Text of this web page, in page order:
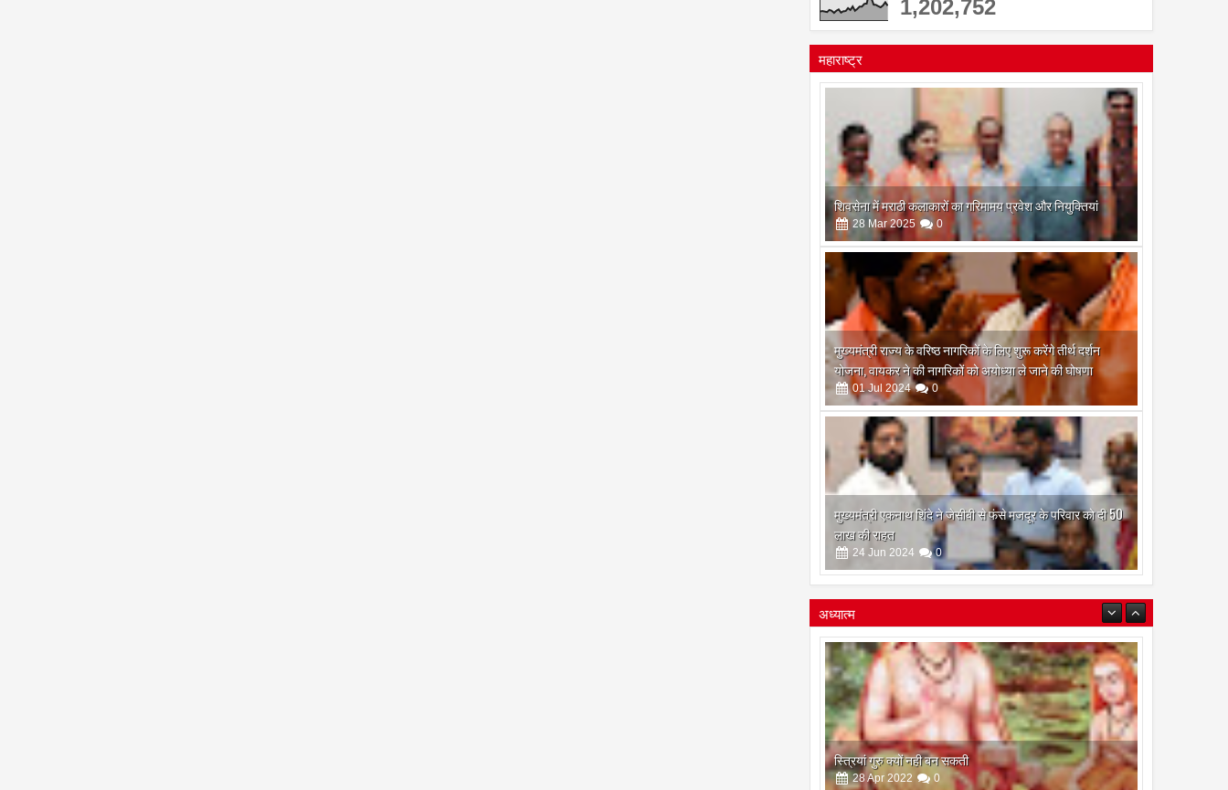
1,202,752
महाराष्ट्र
शिवसेना में मराठी कलाकारों का गरिमामय प्रवेश और नियुक्तियां
28 Mar 2025 0
मुख्यमंत्री राज्य के वरिष्ठ नागरिकों के लिए शुरू करेंगे तीर्थ दर्शन
योजना, वायकर ने की नागरिकों को अयोध्या ले जाने की घोषणा
01 Jul 2024 0
मुख्यमंत्री एकनाथ शिंदे ने जेसीबी से फंसे मजदूर के परिवार को दी 50
लाख की राहत
24 Jun 2024 0
अध्यात्म
इस अमावस के दिन किया गया दान और पुजा पाठ होगा और भी
फलदायी
28 Apr 2022 0